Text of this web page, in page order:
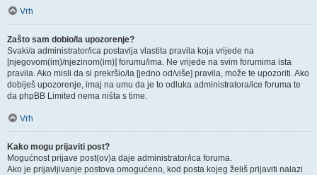
Vrh
Zašto sam dobio/la upozorenje?
Svaki/a administrator/ica postavlja vlastita pravila koja vrijede na
[njegovom(im)/njezinom(im)] forumu/ima. Ne vrijede na svim forumima ista
pravila. Ako misli da si prekršio/la [jedno od/više] pravila, može te upozoriti. Ako
dobiješ upozorenje, imaj na umu da je to odluka administratora/ice foruma te
da phpBB Limited nema ništa s time.
Vrh
Kako mogu prijaviti post?
Mogućnost prijave post(ov)a daje administrator/ica foruma.
Ako je prijavljivanje postova omogućeno, kod posta kojeg želiš prijaviti nalazi